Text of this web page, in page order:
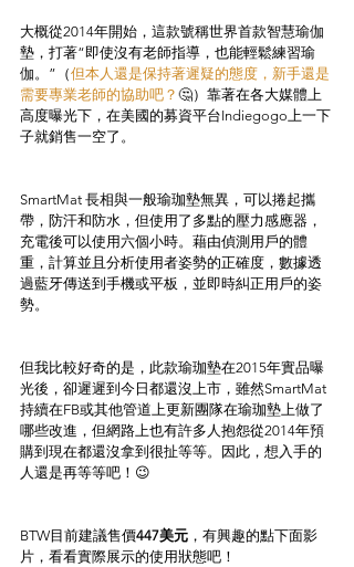
大概從2014年開始，這款號稱世界首款智慧瑜伽
墊，打著“即使沒有老師指導，也能輕鬆練習瑜
伽。”（但本人還是保持著遲疑的態度，新手還是
需要專業老師的協助吧？ 🤔）靠著在各大媒體上
高度曝光下，在美國的募資平台Indiegogo上一下
子就銷售一空了。
SmartMat 長相與一般瑜珈墊無異，可以捲起攜
帶，防汗和防水，但使用了多點的壓力感應器，
充電後可以使用六個小時。藉由偵測用戶的體
重，計算並且分析使用者姿勢的正確度，數據透
過藍牙傳送到手機或平板，並即時糾正用戶的姿
勢。
但我比較好奇的是，此款瑜珈墊在2015年實品曝
光後，卻遲遲到今日都還沒上市，雖然SmartMat
持續在FB或其他管道上更新團隊在瑜珈墊上做了
哪些改進，但網路上也有許多人抱怨從2014年預
購到現在都還沒拿到很扯等等。因此，想入手的
人還是再等等吧！😉
BTW目前建議售價447美元 ，有興趣的點下面影
片，看看實際展示的使用狀態吧！